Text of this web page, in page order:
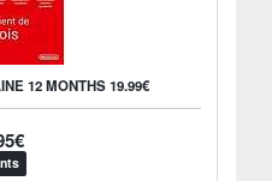
12 MONTHS 19.99€